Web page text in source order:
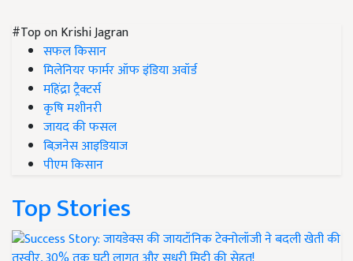
#Top on Krishi Jagran
सफल किसान
मिलेनियर फार्मर ऑफ इंडिया अवॉर्ड
महिंद्रा ट्रैक्टर्स
कृषि मशीनरी
जायद की फसल
बिज़नेस आइडियाज
पीएम किसान
Top Stories